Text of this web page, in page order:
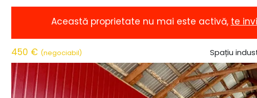
Această proprietate nu mai este activă, te
450 € (negociabil) Spațiu